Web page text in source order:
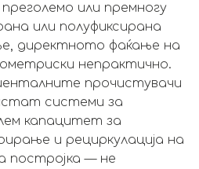
или премногу
или полуфиксирана
директното фаќање на
непрактично.
прочистувачи
системи за
капацитет за
и рециркулација на
постројка — не